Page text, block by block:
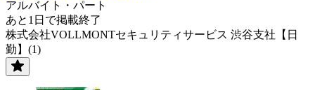
アルバイト・パート
あと1日で掲載終了
株式会社VOLLMONTセキュリティサービス 渋谷支社【日
勤】(1)